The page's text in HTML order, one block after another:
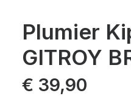
Plumier
GITROY
€ 39,90